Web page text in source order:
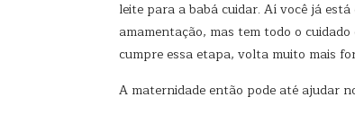
leite para a babá cuidar. Aí você já
amamentação, mas tem todo o
cumpre essa etapa, volta muito mais
A maternidade então pode até ajudar